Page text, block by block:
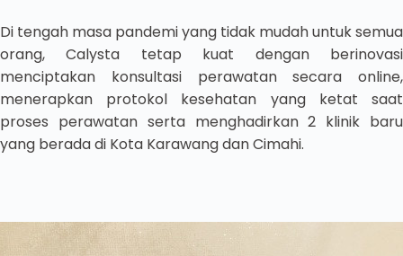
Di tengah masa pandemi yang tidak mudah untuk semua
orang, Calysta tetap kuat dengan berinovasi
menciptakan konsultasi perawatan secara online,
menerapkan protokol kesehatan yang ketat saat
proses perawatan serta menghadirkan 2 klinik baru
yang berada di Kota Karawang dan Cimahi.